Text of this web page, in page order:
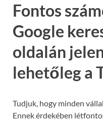
Fontos
Google
oldalán
lehetőleg a
Tudjuk, hogy minden
Ennek érdekében